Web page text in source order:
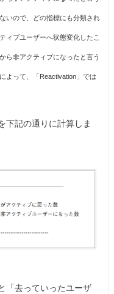
いので、どの指標にも分類され
ィブユーザーへ状態変化したこ
ら非アクティブになったと言う
よって、「Reactivation」では
下記の通りに計算しま
「去っていったユーザ